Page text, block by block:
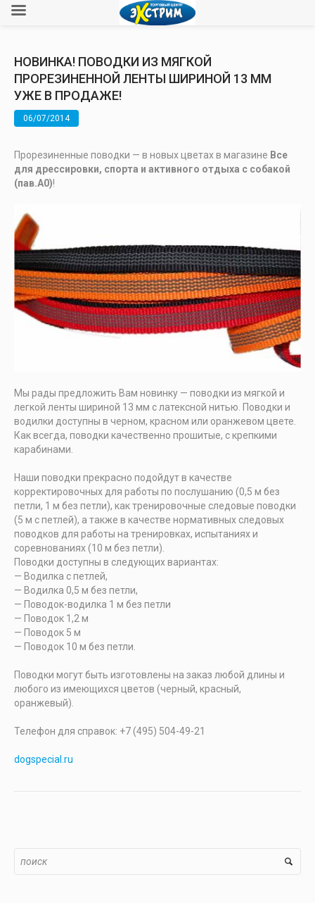
НОВИНКА! ПОВОДКИ ИЗ МЯГКОЙ
ПРОРЕЗИНЕННОЙ ЛЕНТЫ ШИРИНОЙ 13 ММ
УЖЕ В ПРОДАЖЕ!
06/07/2014
Прорезиненные поводки — в новых цветах в магазине Все
для дрессировки, спорта и активного отдыха с собакой
(пав.А0)!
Мы рады предложить Вам новинку — поводки из мягкой и
легкой ленты шириной 13 мм с латексной нитью. Поводки и
водилки доступны в черном, красном или оранжевом цвете.
Как всегда, поводки качественно прошитые, с крепкими
карабинами.
Наши поводки прекрасно подойдут в качестве
корректировочных для работы по послушанию (0,5 м без
петли, 1 м без петли), как тренировочные следовые поводки
(5 м с петлей), а также в качестве нормативных следовых
поводков для работы на тренировках, испытаниях и
соревнованиях (10 м без петли).
Поводки доступны в следующих вариантах:
— Водилка с петлей,
— Водилка 0,5 м без петли,
— Поводок-водилка 1 м без петли
— Поводок 1,2 м
— Поводок 5 м
— Поводок 10 м без петли.
Поводки могут быть изготовлены на заказ любой длины и
любого из имеющихся цветов (черный, красный,
оранжевый).
Телефон для справок: +7 (495) 504-49-21
dogspecial.ru